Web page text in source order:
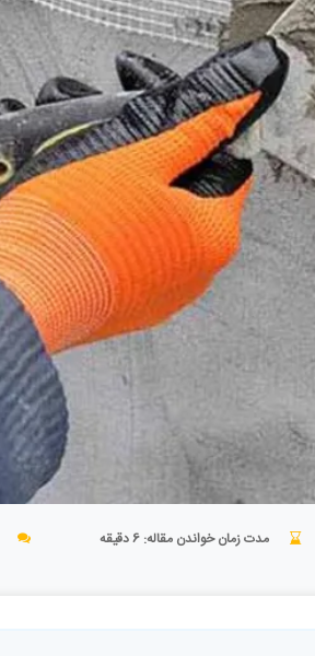
مدت زمان خواندن مقاله: 6 دقیقه